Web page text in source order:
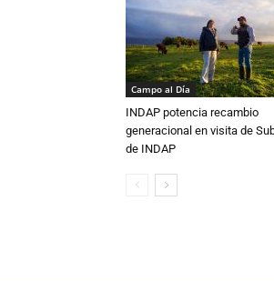
Campo al Día
INDAP potencia recambio
generacional en visita de
de INDAP